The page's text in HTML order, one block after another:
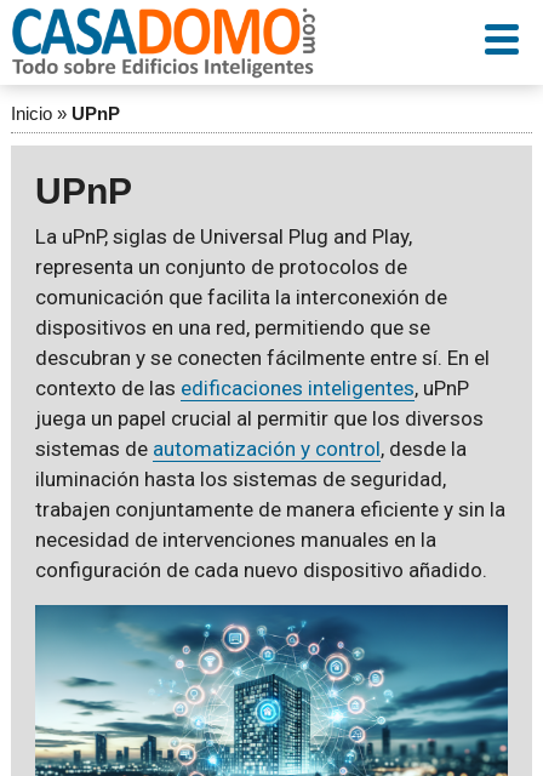
Inicio» UPnP
UPnP
La uPnP, siglas de Universal Plug and Play,
representa un conjunto de protocolos de
comunicación que facilita la interconexión de
dispositivos en una red, permitiendo que se
descubran y se conecten fácilmente entre sí. En el
contexto de las edificaciones inteligentes, uPnP
juega un papel crucial al permitir que los diversos
sistemas de automatización y control, desde la
iluminación hasta los sistemas de seguridad,
trabajen conjuntamente de manera eficiente y sin la
necesidad de intervenciones manuales en la
configuración de cada nuevo dispositivo añadido.